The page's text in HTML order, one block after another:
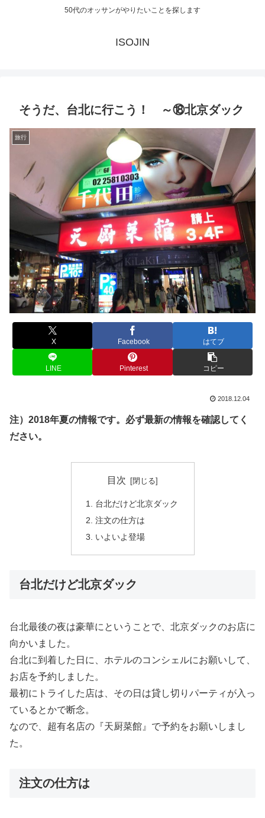
50代のオッサンがやりたいことを探します
ISOJIN
そうだ、台北に行こう！ ～⑱北京ダック
旅行
X Facebook はてブ
LINE Pinterest コピー
2018.12.04
注）2018年夏の情報です。必ず最新の情報を確認してく
ださい。
目次
台北だけど北京ダック
注文の仕方は
いよいよ登場
台北だけど北京ダック
台北最後の夜は豪華にということで、北京ダックのお店に
向かいました。
台北に到着した日に、ホテルのコンシェルにお願いして、
お店を予約しました。
最初にトライした店は、その日は貸し切りパーティが入っ
ているとかで断念。
なので、超有名店の『天厨菜館』で予約をお願いしまし
た。
注文の仕方は